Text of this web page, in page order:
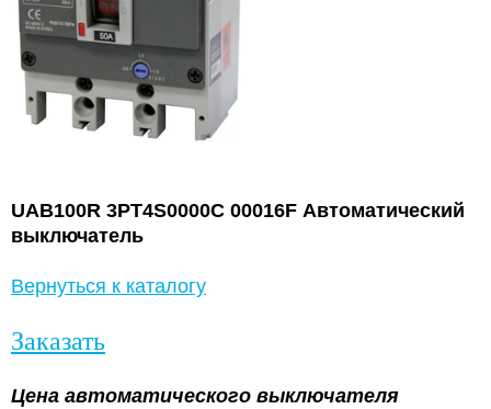
UAB100R 3PT4S0000C 00016F Автоматический
выключатель
Вернуться к каталогу
Заказать
Цена автоматического выключателя